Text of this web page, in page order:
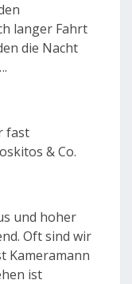
langer Fahrt
die Nacht
fast
& Co.
und hoher
Oft sind wir
Kameramann
ist